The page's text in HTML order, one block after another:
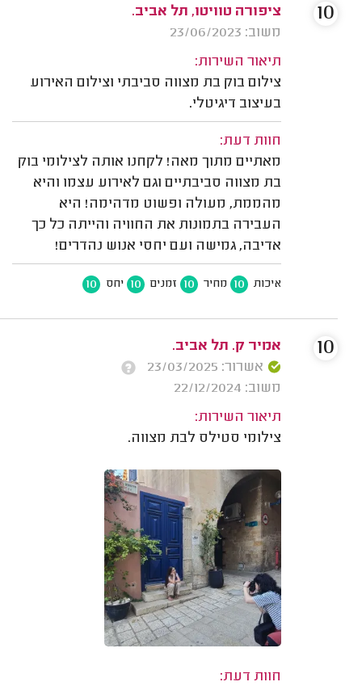
ציפורה טוויטו, תל אביב.
משוב: 23/06/2023
תיאור השירות:
צילום בוק בת מצווה סביבתי וצילום האירוע
בעיצוב דיגיטלי.
חוות דעת:
מאתיים מתוך מאה! לקחנו אותה לצילומי בוק
בת מצווה סביבתיים וגם לאירוע עצמו והיא
מהממת, מעולה ופשוט מדהימה! היא
העבירה בתמונות את החוויה והייתה כל כך
אדיבה, גמישה ועם יחסי אנוש נהדרים!
איכות 10 מחיר 10 זמנים 10 יחס 10
10
אמיר ק. תל אביב.
אשרור: 23/03/2025
משוב: 22/12/2024
תיאור השירות:
צילומי סטילס לבת מצווה.
חוות דעת:
10